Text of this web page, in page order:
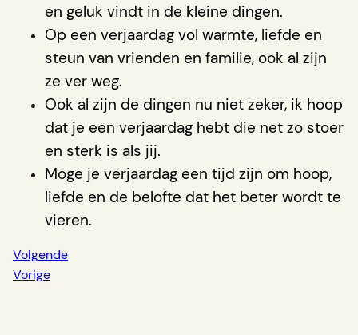
en geluk vindt in de kleine dingen.
Op een verjaardag vol warmte, liefde en
steun van vrienden en familie, ook al zijn
ze ver weg.
Ook al zijn de dingen nu niet zeker, ik hoop
dat je een verjaardag hebt die net zo stoer
en sterk is als jij.
Moge je verjaardag een tijd zijn om hoop,
liefde en de belofte dat het beter wordt te
vieren.
Volgende
Vorige